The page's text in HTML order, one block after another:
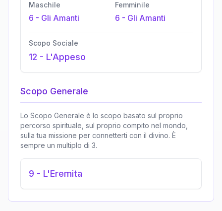
Maschile
6 - Gli Amanti
Femminile
6 - Gli Amanti
Scopo Sociale
12 - L'Appeso
Scopo Generale
Lo Scopo Generale è lo scopo basato sul proprio
percorso spirituale, sul proprio compito nel mondo,
sulla tua missione per connetterti con il divino. È
sempre un multiplo di 3.
9 - L'Eremita